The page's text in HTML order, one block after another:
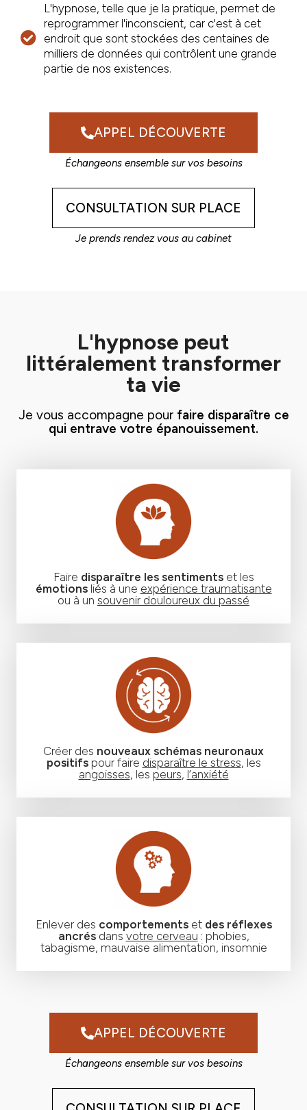
L'hypnose, telle que je la pratique, permet de
reprogrammer l'inconscient, car c'est à cet
endroit que sont stockées des centaines de
milliers de données qui contrôlent une grande
partie de nos existences.
APPEL DÉCOUVERTE
Échangeons ensemble sur vos besoins
CONSULTATION SUR PLACE
Je prends rendez vous au cabinet
L'hypnose peut
littéralement transformer
ta vie
Je vous accompagne pour faire disparaître ce
qui entrave votre épanouissement.
Faire disparaître les sentimentset les
émotionsliés à une expérience traumatisante
ou à un souvenir douloureux du passé
Créer des nouveaux schémas neuronaux
positifspour faire disparaître le stress, les
angoisses, les peurs, l’anxiété
Enlever des comportementset des réflexes
ancrés dans votre cerveau : phobies,
tabagisme, mauvaise alimentation, insomnie
APPEL DÉCOUVERTE
Échangeons ensemble sur vos besoins